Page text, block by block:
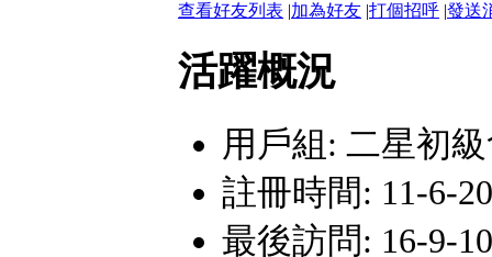
查看好友列表 |加為好友 |打個招呼 |發送
活躍概況
用戶組: 二星初
註冊時間: 11-6-
最後訪問: 16-9-